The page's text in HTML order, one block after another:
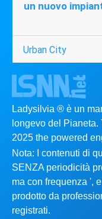
un nuovo
Urban City
Ladysilvia ® è un
longevo del
2025 the powered
Nota: I contenuti di
SENZA periodicità
ma con frequenza ',
prodotto da
registrati.